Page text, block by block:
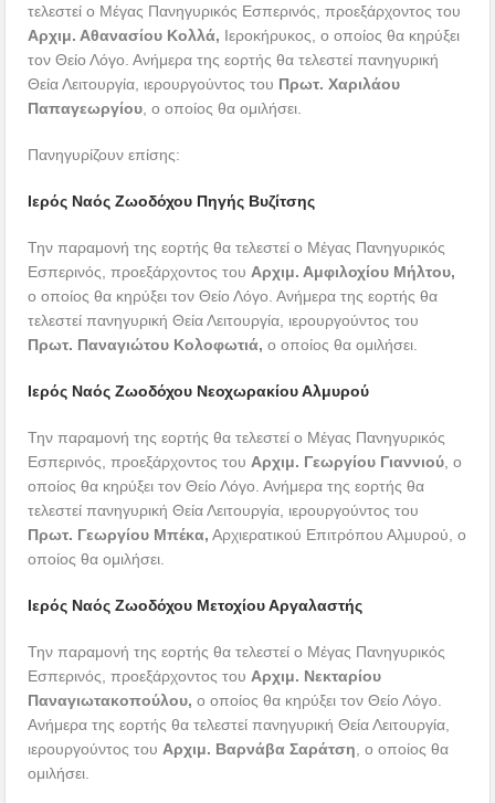
τελεστεί ο Μέγας Πανηγυρικός Εσπερινός, προεξάρχοντος του
Αρχιμ. Αθανασίου Κολλά, Ιεροκήρυκος, ο οποίος θα κηρύξει
τον Θείο Λόγο. Ανήμερα της εορτής θα τελεστεί πανηγυρική
Θεία Λειτουργία, ιερουργούντος του Πρωτ. Χαριλάου
Παπαγεωργίου , ο οποίος θα ομιλήσει.
Πανηγυρίζουν επίσης:
Ιερός Ναός Ζωοδόχου Πηγής Βυζίτσης
Την παραμονή της εορτής θα τελεστεί ο Μέγας Πανηγυρικός
Εσπερινός, προεξάρχοντος του Αρχιμ. Αμφιλοχίου Μήλτου,
ο οποίος θα κηρύξει τον Θείο Λόγο. Ανήμερα της εορτής θα
τελεστεί πανηγυρική Θεία Λειτουργία, ιερουργούντος του
Πρωτ. Παναγιώτου Κολοφωτιά,ο οποίος θα ομιλήσει.
Ιερός Ναός Ζωοδόχου Νεοχωρακίου Αλμυρού
Την παραμονή της εορτής θα τελεστεί ο Μέγας Πανηγυρικός
Εσπερινός, προεξάρχοντος του Αρχιμ. Γεωργίου Γιαννιού , ο
οποίος θα κηρύξει τον Θείο Λόγο. Ανήμερα της εορτής θα
τελεστεί πανηγυρική Θεία Λειτουργία, ιερουργούντος του
Πρωτ. Γεωργίου Μπέκα, Αρχιερατικού Επιτρόπου Αλμυρού, ο
οποίος θα ομιλήσει.
Ιερός Ναός Ζωοδόχου Μετοχίου Αργαλαστής
Την παραμονή της εορτής θα τελεστεί ο Μέγας Πανηγυρικός
Εσπερινός, προεξάρχοντος του Αρχιμ. Νεκταρίου
Παναγιωτακοπούλου, ο οποίος θα κηρύξει τον Θείο Λόγο.
Ανήμερα της εορτής θα τελεστεί πανηγυρική Θεία Λειτουργία,
ιερουργούντος του Αρχιμ. Βαρνάβα Σαράτση , ο οποίος θα
ομιλήσει.